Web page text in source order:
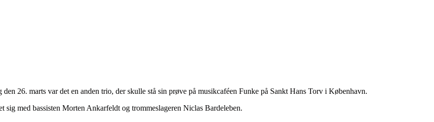
den 26. marts var det en anden trio, der skulle stå sin prøve på musikcaféen Funke på Sankt Hans Torv i København.
med bassisten Morten Ankarfeldt og trommeslageren Niclas Bardeleben.